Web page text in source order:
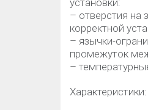
установки:
– отверстия на
корректной
– язычки-
промежуток
–
Характеристики: